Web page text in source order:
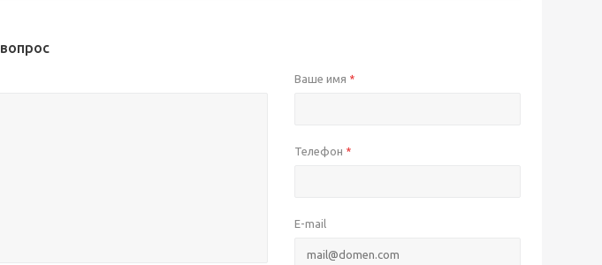
Ваше имя *
Телефон *
E-mail